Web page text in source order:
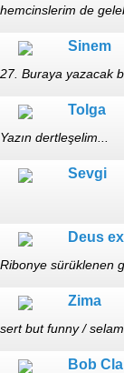
hemcinslerim de
cckld, cece rose
Sinem
27. Buraya yazacak
anonim kalın yeterli
Tolga
Yazın dertleşelim...
Sevgi
Deus ex
Ribonye sürüklenen
Zima
sert but funny /
Bob